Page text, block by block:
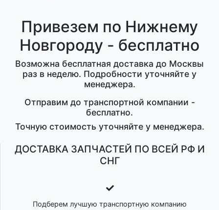
Привезем по Нижнему
Новгороду - бесплатно
Возможна бесплатная доставка до Москвы
раз в неделю. Подробности уточняйте у
менеджера.
Отправим до транспортной компании -
бесплатно.
Точную стоимость уточняйте у менеджера.
ДОСТАВКА ЗАПЧАСТЕЙ ПО ВСЕЙ РФ И
СНГ
Подберем лучшую транспортную компанию